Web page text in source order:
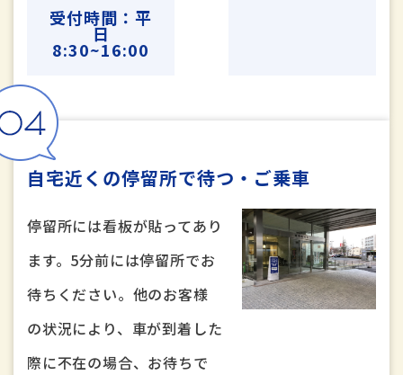
受付時間：平
日
8:30~16:00
自宅近くの停留所で待つ・ご乗車
停留所には看板が貼ってあり
ます。5分前には停留所でお
待ちください。他のお客様
の状況により、車が到着した
際に不在の場合、お待ちで